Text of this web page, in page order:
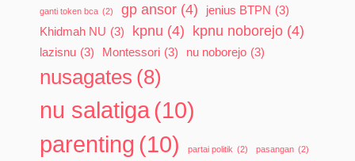
ganti token bca (2) gp ansor (4) jenius BTPN (3)
Khidmah NU (3) kpnu (4) kpnu noborejo (4)
lazisnu (3) Montessori (3) nu noborejo (3)
nusagates (8)
nu salatiga (10)
parenting (10) partai politik (2) pasangan (2)